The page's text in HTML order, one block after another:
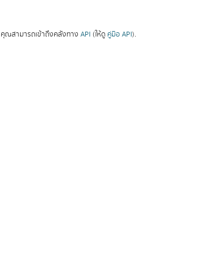
คุณสามารถเข้าถึงคลังทาง API (ให้ดู คู่มือ API).